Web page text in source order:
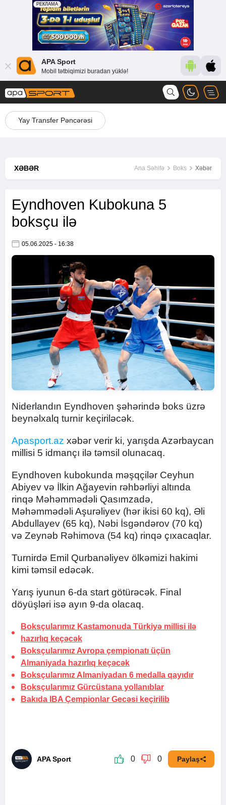
APA Sport
Mobil tətbiqimizi buradan yüklə!
Yay Transfer Pəncərəsi
XƏBƏR Ana Səhifə Boks Xəbər
Eyndhoven Kubokuna 5
boksçu ilə
05.06.2025 - 16:38
Niderlandın Eyndhoven şəhərində boks üzrə
beynəlxalq turnir keçiriləcək.
Apasport.az xəbər verir ki, yarışda Azərbaycan
millisi 5 idmançı ilə təmsil olunacaq.
Eyndhoven kubokunda məşqçilər Ceyhun
Abiyev və İlkin Ağayevin rəhbərliyi altında
rinqə Məhəmmədəli Qasımzadə,
Məhəmmədəli Aşurəliyev (hər ikisi 60 kq), Əli
Abdullayev (65 kq), Nəbi İsgəndərov (70 kq)
və Zeynəb Rəhimova (54 kq) rinqə çıxacaqlar.
Turnirdə Emil Qurbanəliyev ölkəmizi hakimi
kimi təmsil edəcək.
Yarış iyunun 6-da start götürəcək. Final
döyüşləri isə ayın 9-da olacaq.
Boksçularımız Kastamonuda Türkiyə millisi ilə
hazırlıq keçəcək
Boksçularımız Avropa çempionatı üçün
Almaniyada hazırlıq keçəcək
Boksçularımız Almaniyadan 6 medalla qayıdır
Boksçularımız Gürcüstana yollanıblar
Bakıda IBA Çempionlar Gecəsi keçirilib
APA Sport 0 0 Paylaş